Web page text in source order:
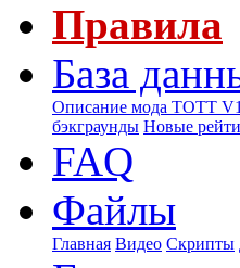
Правила
База
Описание мода ТОТТ
бэкграунды Новые
FAQ
Файлы
Главная Видео Скрипты